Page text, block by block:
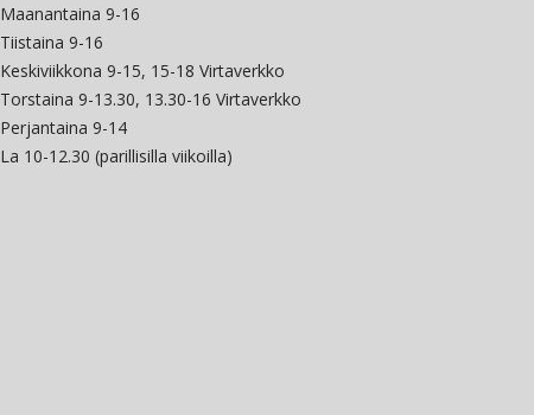
Maanantaina 9-16
Tiistaina 9-16
Keskiviikkona 9-15, 15-18 Virtaverkko
Torstaina 9-13.30, 13.30-16 Virtaverkko
Perjantaina 9-14
La 10-12.30 (parillisilla viikoilla)